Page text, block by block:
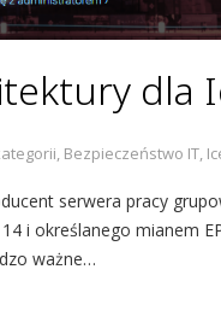
dla
, Bezpieczeństwo IT,
serwera pracy
i określanego mianem
ważne…